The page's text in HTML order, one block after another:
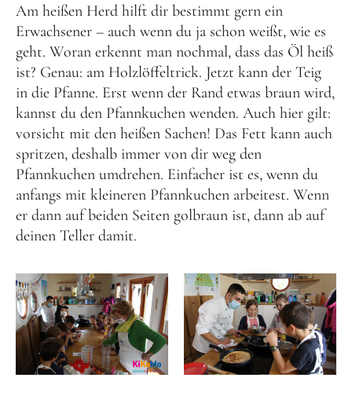
Am heißen Herd hilft dir bestimmt gern ein
Erwachsener – auch wenn du ja schon weißt, wie es
geht. Woran erkennt man nochmal, dass das Öl heiß
ist? Genau: am Holzlöffeltrick. Jetzt kann der Teig
in die Pfanne. Erst wenn der Rand etwas braun wird,
kannst du den Pfannkuchen wenden. Auch hier gilt:
vorsicht mit den heißen Sachen! Das Fett kann auch
spritzen, deshalb immer von dir weg den
Pfannkuchen umdrehen. Einfacher ist es, wenn du
anfangs mit kleineren Pfannkuchen arbeitest. Wenn
er dann auf beiden Seiten golbraun ist, dann ab auf
deinen Teller damit.